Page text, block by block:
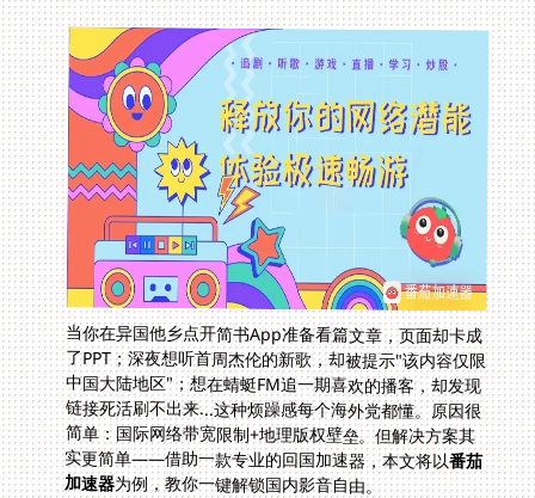
当你在异国他乡点开简书App准备看篇文章，页面却卡成
了PPT；深夜想听首周杰伦的新歌，却被提示"该内容仅限
中国大陆地区"；想在蜻蜓FM追一期喜欢的播客，却发现
链接死活刷不出来...这种烦躁感每个海外党都懂。原因很
简单：国际网络带宽限制+地理版权壁垒。但解决方案其
实更简单——借助一款专业的回国加速器，本文将以番茄
加速器为例，教你一键解锁国内影音自由。